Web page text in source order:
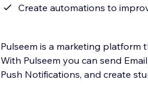
Create automations to
Pulseem is a marketing platform
With Pulseem you can send Email, SMS, WhatsApp & MMS campaigns, send